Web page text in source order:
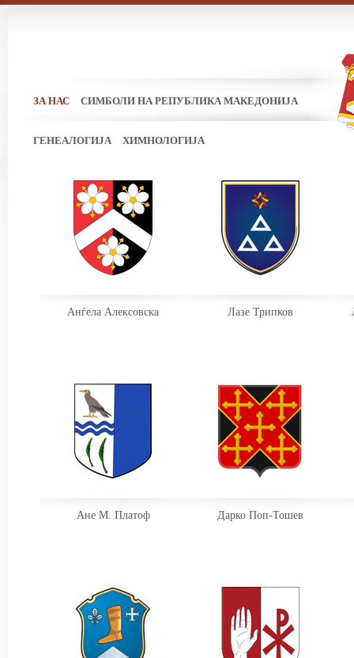
ЗА НАС СИМБОЛИ НА РЕПУБЛИКА МАКЕДОНИЈА
ГЕНЕАЛОГИЈА ХИМНОЛОГИЈА
Анѓела Алексовска Лазе Трипков
Ане М. Платоф Дарко Поп-Тошев